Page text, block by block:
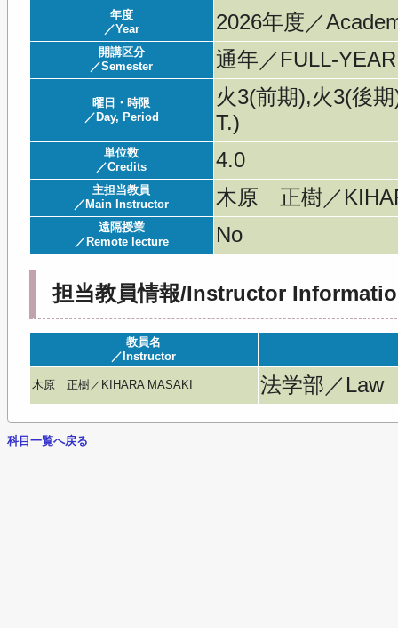
年度
／Year
2026年度／
開講区分
／Semester
通年／FULL-YEAR
曜日・時限
／Day, Period
火3(前期),火3(後
T.)
単位数
／Credits
4.0
主担当教員
／Main Instructor
木原 正樹／
遠隔授業
／Remote lecture
No
担当教員情報/Instructor
教員名
／Instructor
木原 正樹／KIHARA MASAKI 法学部／Law
科目一覧へ戻る